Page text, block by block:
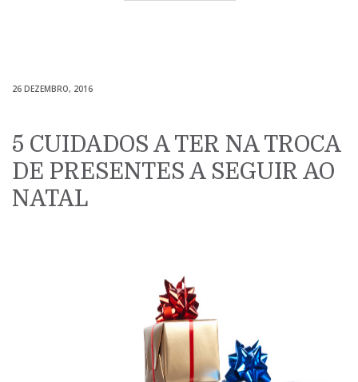
26 DEZEMBRO, 2016
5 CUIDADOS A TER NA TROCA
DE PRESENTES A SEGUIR AO
NATAL